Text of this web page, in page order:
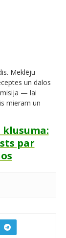
Meklēju
un dalos
misija — lai
mieram un
klusuma:
par